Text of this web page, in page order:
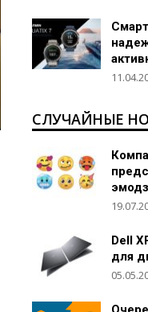
СЛУЧАЙНЫЕ
Dell
для